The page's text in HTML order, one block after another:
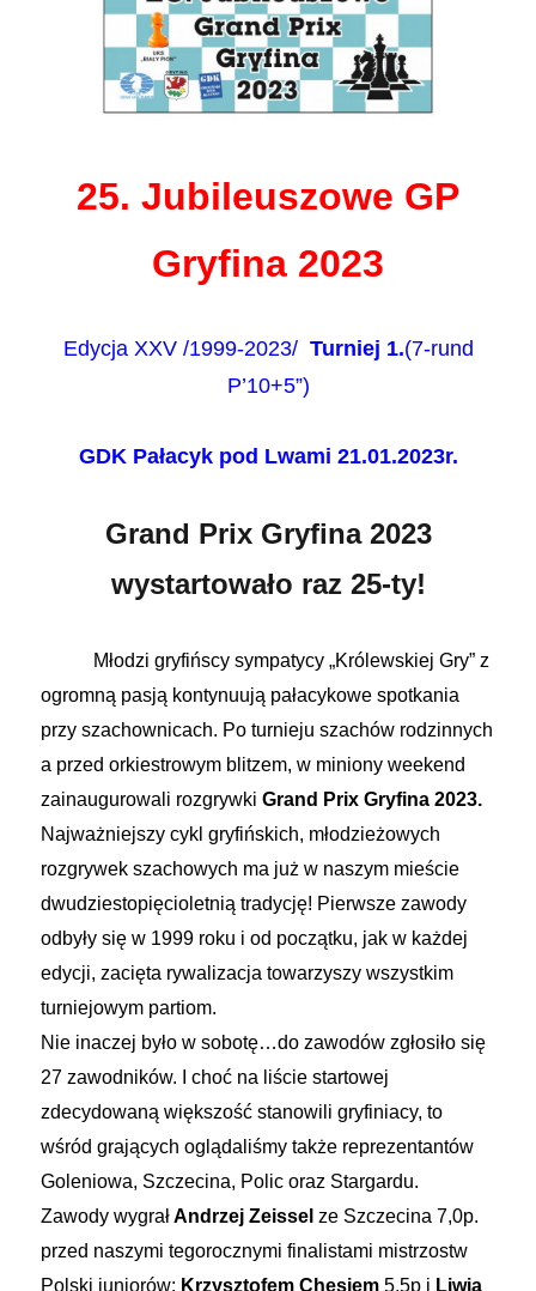
25. Jubileuszowe GP
Gryfina 2023
Edycja XXV /1999-2023/ Turniej 1.(7-rund
P’10+5”)
GDK Pałacyk pod Lwami 21.01.2023r.
Grand Prix Gryfina 2023
wystartowało raz 25-ty!
Młodzi gryfińscy sympatycy „Królewskiej Gry” z
ogromną pasją kontynuują pałacykowe spotkania
przy szachownicach. Po turnieju szachów rodzinnych
a przed orkiestrowym blitzem, w miniony weekend
zainaugurowali rozgrywkiGrand Prix Gryfina 2023.
Najważniejszy cykl gryfińskich, młodzieżowych
rozgrywek szachowych ma już w naszym mieście
dwudziestopięcioletnią tradycję! Pierwsze zawody
odbyły się w 1999 roku i od początku, jak w każdej
edycji, zacięta rywalizacja towarzyszy wszystkim
turniejowym partiom.
Nie inaczej było w sobotę…do zawodów zgłosiło się
27 zawodników. I choć na liście startowej
zdecydowaną większość stanowili gryfiniacy, to
wśród grających oglądaliśmy także reprezentantów
Goleniowa, Szczecina, Polic oraz Stargardu.
Zawody wygrałAndrzej Zeissel ze Szczecina 7,0p.
przed naszymi tegorocznymi finalistami mistrzostw
Polski juniorów: Krzysztofem Chęsiem 5,5p i Liwią